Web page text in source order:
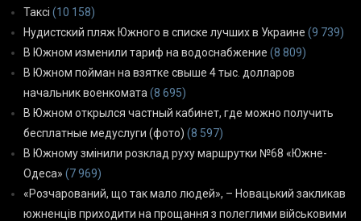
Таксі (10 158)
Нудистский пляж Южного в списке лучших в Украине (9 739)
В Южном изменили тариф на водоснабжение (8 809)
В Южном пойман на взятке свыше 4 тыс. долларов
начальник военкомата (8 695)
В Южном открылся частный кабинет, где можно получить
бесплатные медуслуги (фото) (8 597)
В Южному змінили розклад руху маршрутки №68 «Южне-
Одеса» (7 969)
«Розчарований, що так мало людей», – Новацький закликав
южненців приходити на прощання з полеглими військовими